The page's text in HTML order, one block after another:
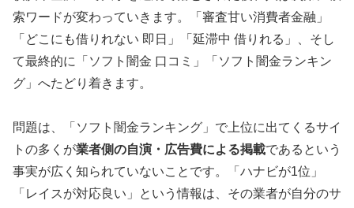
索ワードが変わっていきます。「審査甘い消費者金融」
「どこにも借りれない 即日」「延滞中 借りれる」、そし
て最終的に「ソフト闇金 口コミ」「ソフト闇金ランキン
グ」へたどり着きます。
問題は、「ソフト闇金ランキング」で上位に出てくるサイ
トの多くが業者側の自演・広告費による掲載であるという
事実が広く知られていないことです。「ハナビが1位」
「レイスが対応良い」という情報は、その業者が自分のサ